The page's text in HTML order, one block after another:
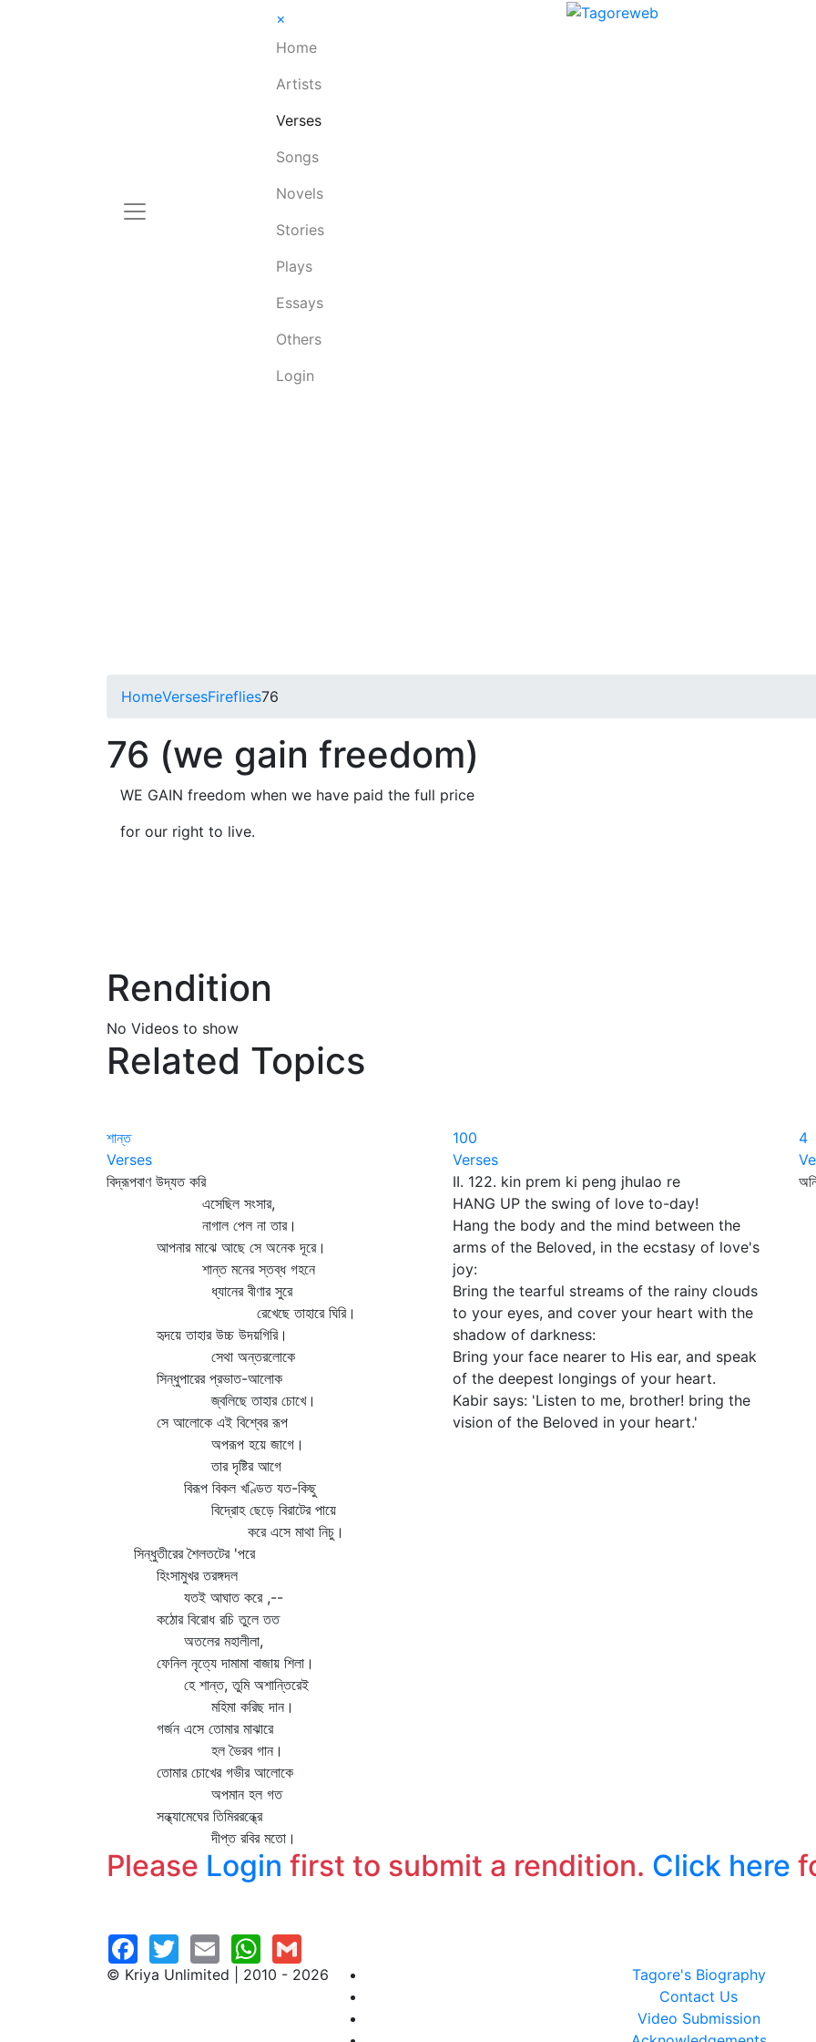
×
Home
Artists
Verses
Songs
Novels
Stories
Plays
Essays
Others
Login
HomeVersesFireflies76
76 (we gain freedom)
WE GAIN freedom when we have paid the full price
for our right to live.
Rendition
No Videos to show
Related Topics
শান্ত
Verses
বিদ্রূপবাণ উদ্যত করি
এসেছিল সংসার,
নাগাল পেল না তার।
আপনার মাঝে আছে সে অনেক দূরে।
শান্ত মনের স্তব্ধ গহনে
ধ্যানের বীণার সুরে
রেখেছে তাহারে ঘিরি।
হৃদয়ে তাহার উচ্চ উদয়গিরি।
সেথা অন্তরলোকে
সিন্ধুপারের প্রভাত-আলোক
জ্বলিছে তাহার চোখে।
সে আলোকে এই বিশ্বের রূপ
অপরূপ হয়ে জাগে।
তার দৃষ্টির আগে
বিরূপ বিকল খণ্ডিত যত-কিছু
বিদ্রোহ ছেড়ে বিরাটের পায়ে
করে এসে মাথা নিচু।
সিন্ধুতীরের শৈলতটের 'পরে
হিংসামুখর তরঙ্গদল
যতই আঘাত করে ,--
কঠোর বিরোধ রচি তুলে তত
অতলের মহালীলা,
ফেনিল নৃত্যে দামামা বাজায় শিলা।
হে শান্ত, তুমি অশান্তিরেই
মহিমা করিছ দান।
গর্জন এসে তোমার মাঝারে
হল ভৈরব গান।
তোমার চোখের গভীর আলোকে
অপমান হল গত
সন্ধ্যামেঘের তিমিররন্ধ্রে
দীপ্ত রবির মতো।
100
Verses
II. 122. kin prem ki peng jhulao re
HANG UP the swing of love to-day!
Hang the body and the mind between the
arms of the Beloved, in the ecstasy of love's
joy:
Bring the tearful streams of the rainy clouds
to your eyes, and cover your heart with the
shadow of darkness:
Bring your face nearer to His ear, and speak
of the deepest longings of your heart.
Kabir says: 'Listen to me, brother! bring the
vision of the Beloved in your heart.'
4
Please Login first to submit a rendition. Click here
© Kriya Unlimited | 2010 - 2026
Tagore's Biography
Contact Us
Video Submission